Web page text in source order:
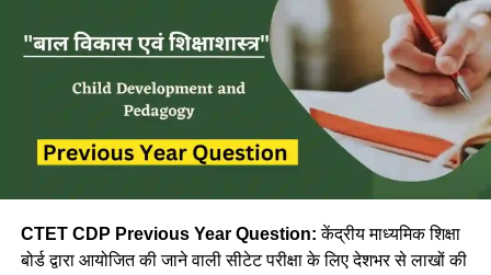
CTET CDP Previous Year Question:केंद्रीय माध्यमिक शिक्षा
बोर्ड द्वारा आयोजित की जाने वाली सीटेट परीक्षा के लिए देशभर से लाखों की